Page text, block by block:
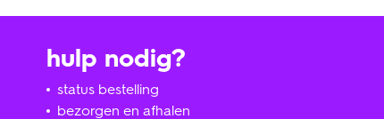
alleen je eerste kindje er volop plezier van, maar
hulp nodig?
status bestelling
bezorgen en afhalen